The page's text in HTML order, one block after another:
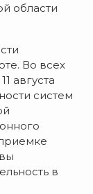
области
Во всех
августа
систем
в